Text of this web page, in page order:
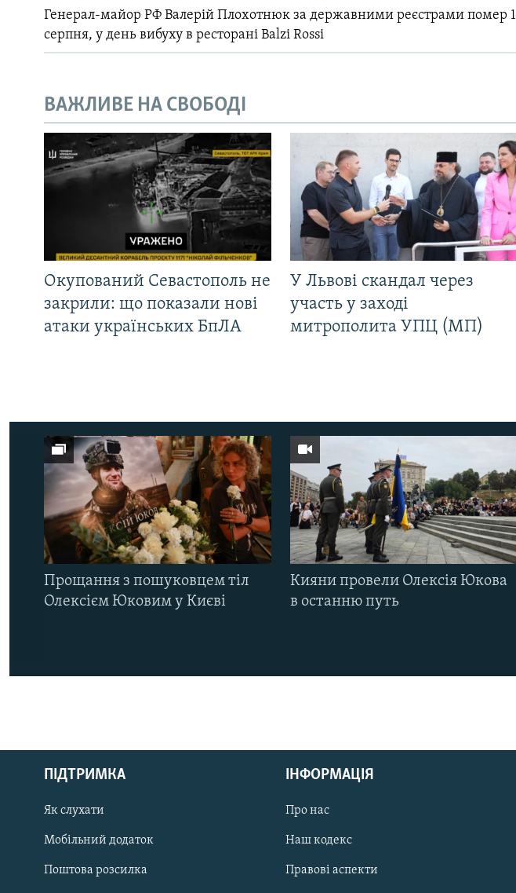
РУС
ДОЛУЧАЙСЯ!
Генерал-майор РФ Валерій Плохотнюк за державними реєстрами помер 1
серпня, у день вибуху в ресторані Balzi Rossi
ВАЖЛИВЕ НА СВОБОДІ
Окупований Севастополь не
закрили: що показали нові
атаки українських БпЛА
У Львові скандал через
участь у заході
митрополита УПЦ (МП)
Прощання з пошуковцем тіл
Олексієм Юковим у Києві
Кияни провели Олексія Юкова
в останню путь
ПІДТРИМКА
Як слухати
Мобільний додаток
Поштова розсилка
ІНФОРМАЦІЯ
Про нас
Наш кодекс
Правові аспекти